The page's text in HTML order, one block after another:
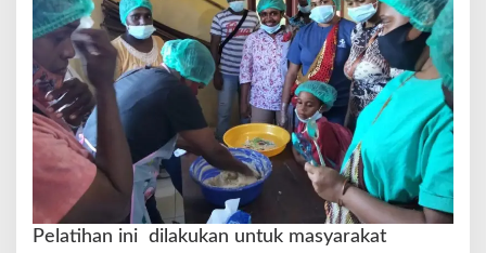
a
n
P
a
n
g
a
n
B
a
h
Pelatihan ini dilakukan untuk masyarakat